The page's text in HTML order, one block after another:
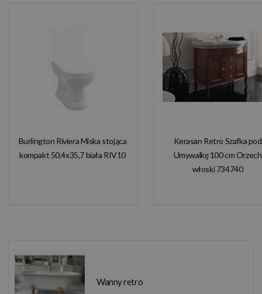
Burlington Riviera Miska stojąca
kompakt 50,4x35,7 biała RIV10
Kerasan Retro Szafka pod
Umywalkę 100 cm Orzech
włoski 734740
Wanny retro